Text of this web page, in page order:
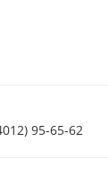
95-65-62